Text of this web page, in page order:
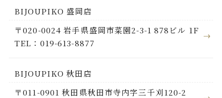
BIJOUPIKO 盛岡店
〒020-0024 岩手県盛岡市菜園2-3-1 878ビル 1F
TEL：019-613-8877
BIJOUPIKO 秋田店
〒011-0901 秋田県秋田市寺内字三千刈120-2